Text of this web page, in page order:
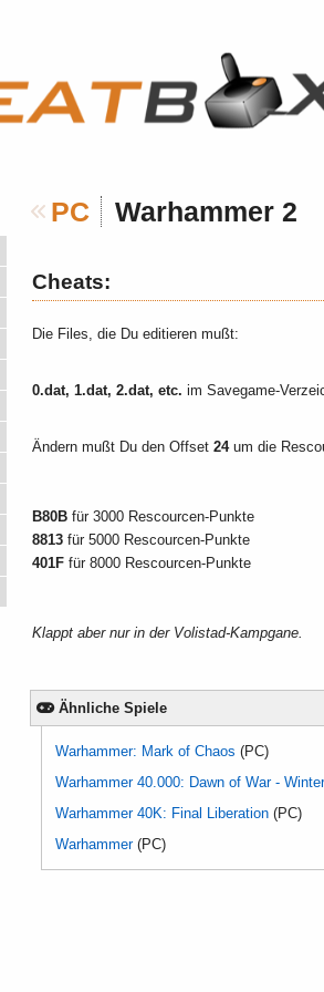
PC Warhammer 2
Cheats:
Die Files, die Du editieren mußt:
0.dat, 1.dat, 2.dat, etc. im Savegame-
Ändern mußt Du den Offset 24um die
B80B für 3000 Rescourcen-Punkte
8813 für 5000 Rescourcen-Punkte
401F für 8000 Rescourcen-Punkte
Klappt aber nur in der Volistad-Kampgane.
Ähnliche Spiele
Warhammer: Mark of Chaos (PC)
Warhammer 40.000: Dawn of War -
Warhammer 40K: Final Liberation (PC)
Warhammer(PC)